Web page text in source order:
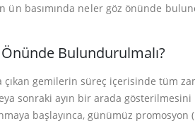
basımında neler göz önünde
Bulundurulmalı?
gemilerin süreç içerisinde tüm
sonraki ayın bir arada gösterilmesini
başlayınca, günümüz